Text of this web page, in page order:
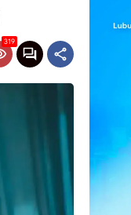
319